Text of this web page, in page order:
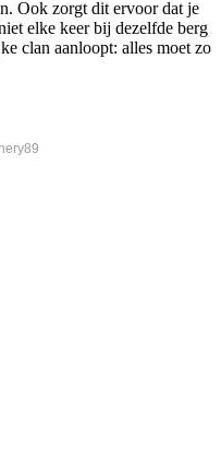
Ook zorgt dit ervoor dat je
elke keer bij dezelfde berg
clan aanloopt: alles moet zo